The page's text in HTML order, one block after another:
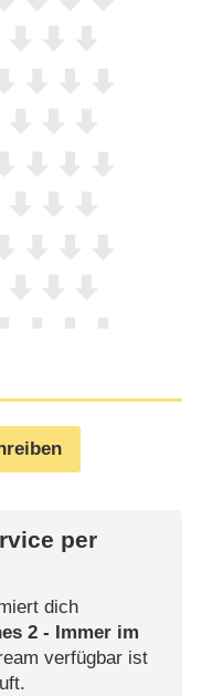
per
dich
2 - Immer im
verfügbar ist